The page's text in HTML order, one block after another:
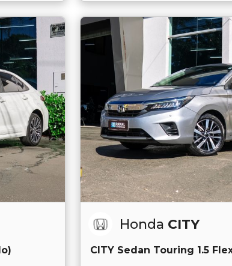
Honda CITY
CITY Sedan Touring 1.5